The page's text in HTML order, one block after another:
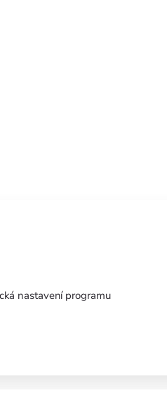
programu až po jeho
nastavení programu